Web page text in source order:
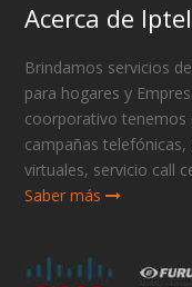
Acerca de Iptel
Brindamos servicios
para hogares y
coorporativo tenemos
campañas
virtuales, servicio call
Saber más